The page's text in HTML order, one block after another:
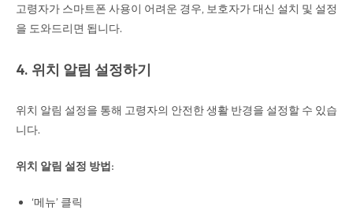
고령자가 스마트폰 사용이 어려운 경우, 보호자가 대신 설치 및 설정
을 도와드리면 됩니다.
4. 위치 알림 설정하기
위치 알림 설정을 통해 고령자의 안전한 생활 반경을 설정할 수 있습
니다.
위치 알림 설정 방법:
‘메뉴’ 클릭